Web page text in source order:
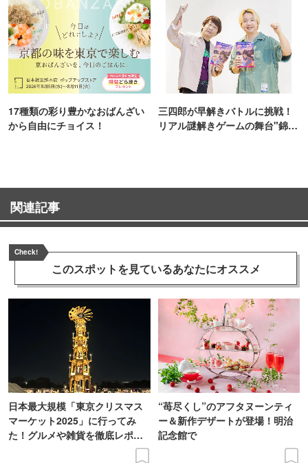
17種類の彩り豊かなおばんざい
から自由にチョイス！
三四郎が早解きバトルに挑戦！
リアル謎解きゲームの舞台"錦糸
関連記事
Check!
このスポットを見ているあなたにオススメ
日本最大規模「東京クリスマス
マーケット2025」に行ってみ
た！グルメや雑貨を徹底レポー
“苺尽くし”のアフタヌーンティ
ー＆新作デザートが登場！明治
記念館で